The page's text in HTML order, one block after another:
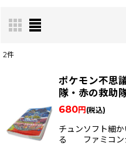
在庫あり
絞
2件
ポケモン不思
隊・赤の救助
680円 (税込)
チュンソフト細
る ファミコン